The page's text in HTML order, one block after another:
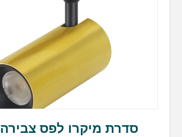
סדרת מיקרו לפס צבירה 5/8/12